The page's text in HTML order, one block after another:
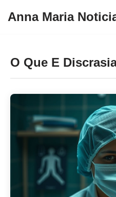
conteúdo
Anna Maria
O Que E